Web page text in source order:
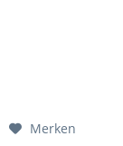
Merken